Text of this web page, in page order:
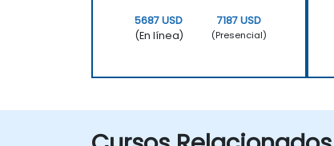
5687 USD
(En línea)
7187 USD
(Presencial)